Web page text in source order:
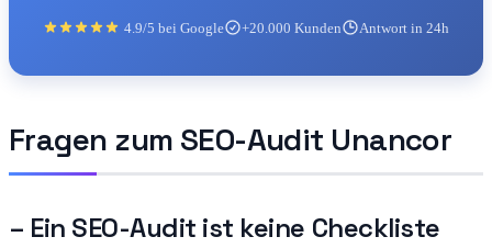
4.9/5 bei Google +20.000 Kunden Antwort in 24h
Fragen zum SEO-Audit Unancor
– Ein SEO-Audit ist keine Checkliste